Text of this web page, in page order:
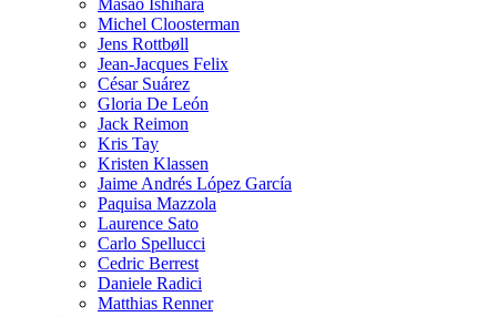
Masao Ishihara
Michel Cloosterman
Jens Rottbøll
Jean-Jacques Felix
César Suárez
Gloria De León
Jack Reimon
Kris Tay
Kristen Klassen
Jaime Andrés López García
Paquisa Mazzola
Laurence Sato
Carlo Spellucci
Cedric Berrest
Daniele Radici
Matthias Renner